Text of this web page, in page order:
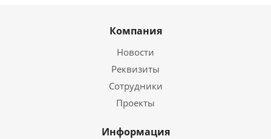
Компания
Новости
Реквизиты
Сотрудники
Проекты
Информация